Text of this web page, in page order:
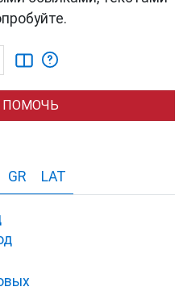
ПОМОЧЬ
GR LAT